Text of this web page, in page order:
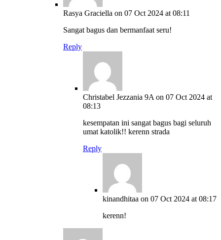
Rasya Graciella on 07 Oct 2024 at 08:11
Sangat bagus dan bermanfaat seru!
Reply
Christabel Jezzania 9A on 07 Oct 2024 at
08:13
kesempatan ini sangat bagus bagi seluruh
umat katolik!! kerenn strada
Reply
kinandhitaa on 07 Oct 2024 at 08:17
kerenn!